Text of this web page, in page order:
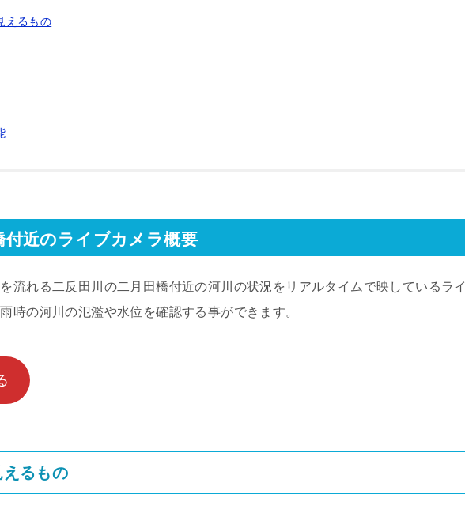
えるもの
付近のライブカメラ概要
流れる二反田川の二月田橋付近の河川の状況をリアルタイムで映しているライ
時の河川の氾濫や水位を確認する事ができます。
るもの